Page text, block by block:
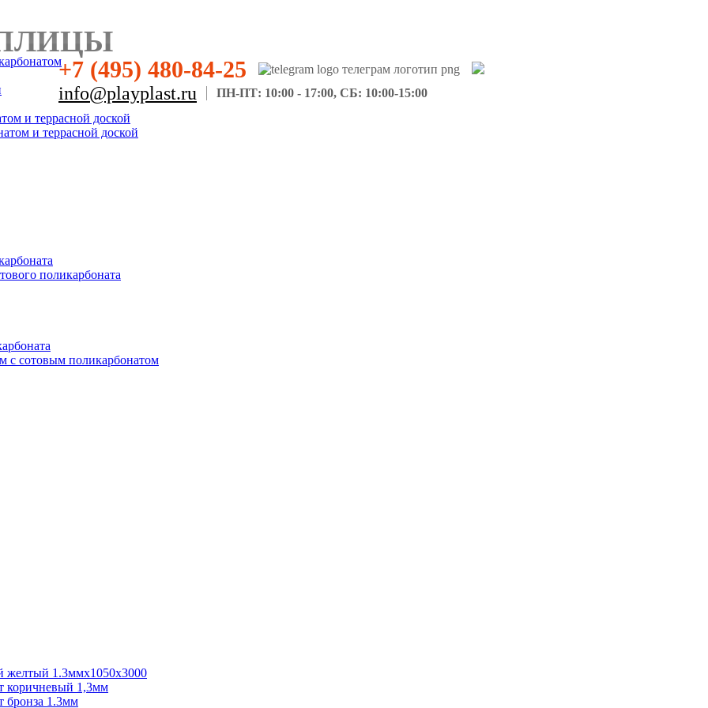
+7 (495) 480-84-25
info@playplast.ru ПН-ПТ: 10:00 - 17:00, СБ: 10:00-15:00
и террасной доской
и террасной доской
поликарбоната
с сотовым поликарбонатом
желтый 1.3ммх1050х3000
коричневый 1,3мм
бронза 1.3мм